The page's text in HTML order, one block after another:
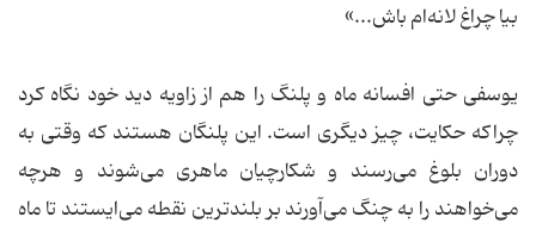
بیا چراغ لانه‌ام باش...»
یوسفی حتی افسانه ماه و پلنگ را هم از زاویه دید خود نگاه کرد
چراکه حکایت، چیز دیگری است. این پلنگان هستند که وقتی به
دوران بلوغ می‌رسند و شکارچیان ماهری می‌شوند و هرچه
می‌خواهند را به چنگ می‌آورند بر بلندترین نقطه می‌ایستند تا ماه